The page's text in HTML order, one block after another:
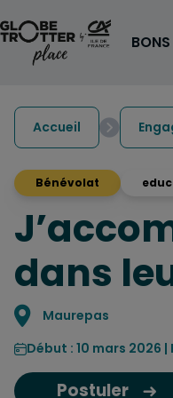
1
Accueil
Bénévolat
dans
Localisation
Maurepas
Début : 10 mars 2026
Postuler